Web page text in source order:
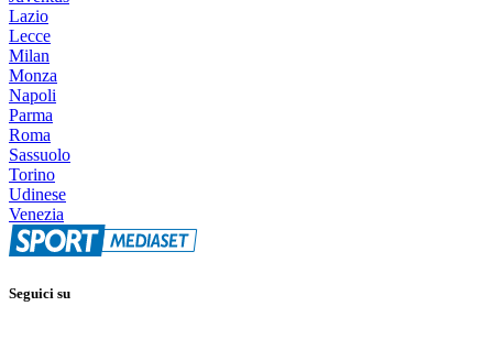
Lazio
Lecce
Milan
Monza
Napoli
Parma
Roma
Sassuolo
Torino
Udinese
Venezia
Seguici su